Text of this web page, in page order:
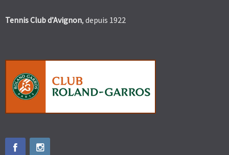
Tennis Club d’Avignon, depuis 1922